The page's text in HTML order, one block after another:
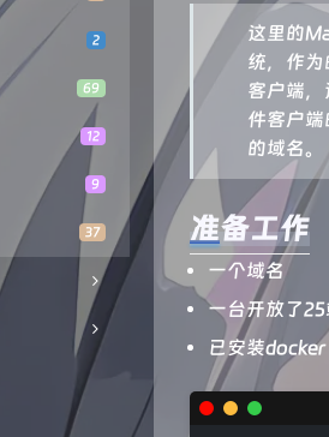
2
69
12
9
37
这里的
统，作
客户端
件客户
的域名。
准备工作
一个域名
一台开放了
已安装